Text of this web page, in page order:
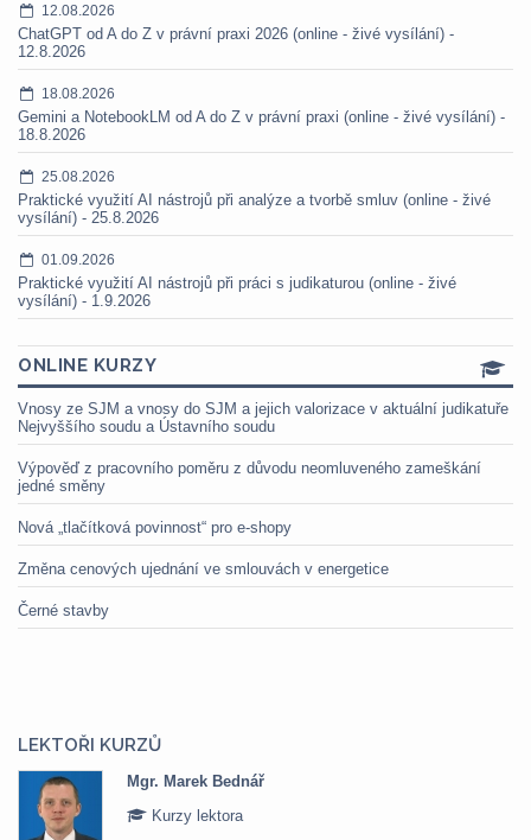
12.08.2026
ChatGPT od A do Z v právní praxi 2026 (online - živé vysílání) -
12.8.2026
18.08.2026
Gemini a NotebookLM od A do Z v právní praxi (online - živé vysílání) -
18.8.2026
25.08.2026
Praktické využití AI nástrojů při analýze a tvorbě smluv (online - živé
vysílání) - 25.8.2026
01.09.2026
Praktické využití AI nástrojů při práci s judikaturou (online - živé
vysílání) - 1.9.2026
ONLINE KURZY
Vnosy ze SJM a vnosy do SJM a jejich valorizace v aktuální judikatuře
Nejvyššího soudu a Ústavního soudu
Výpověď z pracovního poměru z důvodu neomluveného zameškání
jedné směny
Nová „tlačítková povinnost“ pro e-shopy
Změna cenových ujednání ve smlouvách v energetice
Černé stavby
LEKTOŘI KURZŮ
Mgr. Marek Bednář
Kurzy lektora